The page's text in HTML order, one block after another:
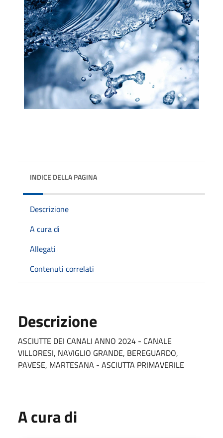
INDICE DELLA PAGINA
Descrizione
A cura di
Allegati
Contenuti correlati
Descrizione
ASCIUTTE DEI CANALI ANNO 2024 - CANALE
VILLORESI, NAVIGLIO GRANDE, BEREGUARDO,
PAVESE, MARTESANA - ASCIUTTA PRIMAVERILE
A cura di